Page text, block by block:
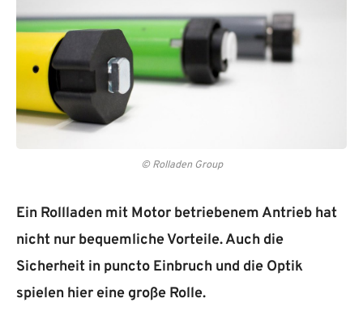
© Rolladen Group
Ein Rollladen mit Motor betriebenem Antrieb hat
nicht nur bequemliche Vorteile. Auch die
Sicherheit in puncto Einbruch und die Optik
spielen hier eine große Rolle.